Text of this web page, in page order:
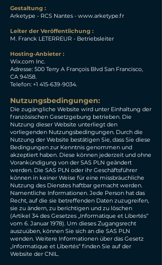
Gestaltung :
Arketype - RCS Nantes - www.arketype.fr
Leiter der Veröffentlichung :
M. Franck LETERREUR - Betriebsleiter
Hosting-Anbieter :
Wix.com Inc.
Adresse: 500 Terry A François Blvd San Francisco,
CA 94158.
Telefon: +1 415-639-9034.
Nutzungsbedingungen:
Die zugängliche Website wird unter Einhaltung der
französischen Gesetzgebung betrieben. Die
Nutzung dieser Website unterliegt den
vorliegenden Nutzungsbedingungen. Durch die
Nutzung der Website bestätigen Sie, dass Sie diese
Bedingungen zur Kenntnis genommen und
akzeptiert haben. Diese können jederzeit und ohne
Vorankündigung von der SAS PLN geändert
werden. Die SAS PLN oder ihr Geschäftsführer
können in keiner Weise für eine missbräuchliche
Nutzung des Dienstes haftbar gemacht werden.
Namentliche Informationen. Jede Person hat das
Recht, auf die sie betreffenden Daten zuzugreifen,
sie zu ändern, zu berichtigen und zu löschen
(Artikel 34 des Gesetzes „Informatique et Libertés“
vom 6. Januar 1978). Um dieses Zugangsrecht
auszuüben, können Sie sich an die SAS PLN
wenden. Weitere Informationen über das Gesetz
„Informatique et Libertés“ finden Sie auf der
Website der CNIL.